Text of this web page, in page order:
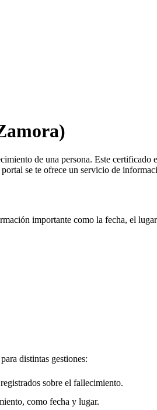
de una persona. Este certificado
se te ofrece un servicio de
importante como la fecha, el
distintas gestiones:
sobre el fallecimiento.
como fecha y lugar.